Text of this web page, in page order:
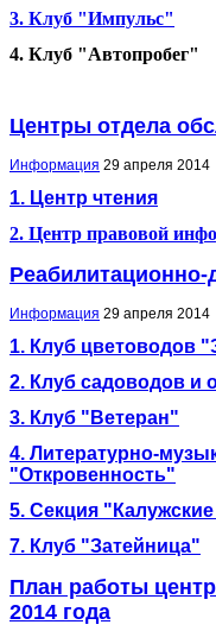
3. Клуб "Импульс"
4. Клуб "Автопробег"
Центры отдела
Информация 29 апреля 2014
1. Центр чтения
2. Центр правовой
Информация 29 апреля 2014
1. Клуб цветоводов
2. Клуб садоводов и
3. Клуб "Ветеран"
4. Литературно-
"Откровенность"
5. Секция
7. Клуб "Затейница"
План работы
2014 года